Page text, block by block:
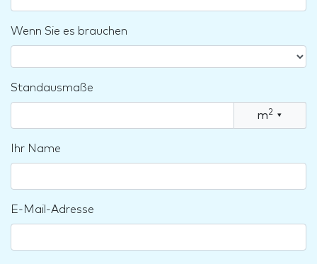
Wenn Sie es brauchen
Standausmaße
m2 ▾
Ihr Name
E-Mail-Adresse